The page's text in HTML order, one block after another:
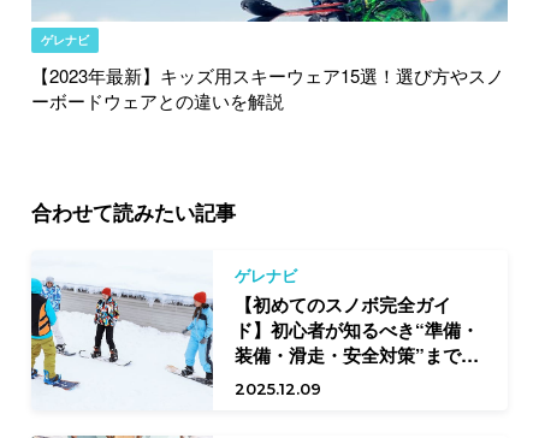
ゲレナビ
【2023年最新】キッズ用スキーウェア15選！選び方やスノ
ーボードウェアとの違いを解説
合わせて読みたい記事
ゲレナビ
【初めてのスノボ完全ガイ
ド】初心者が知るべき“準備・
装備・滑走・安全対策”まで徹
底ガイド
2025.12.09